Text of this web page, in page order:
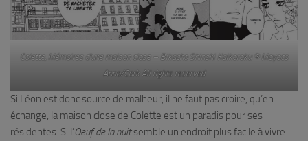
Colette, Mémoires d’une maison close – Bikacho Shinshi Kaikoroku © Moyoco
Anno/Cork All rights reserved
Si Léon est donc source de malheur, il ne faut pas croire, qu’en
échange, la maison close de Colette est un paradis pour ses
résidentes. Si l’Oeuf de la nuitsemble un endroit plus facile à vivre